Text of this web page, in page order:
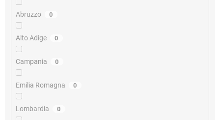
Abruzzo 0
Alto Adige 0
Campania 0
Emilia Romagna 0
Lombardia 0